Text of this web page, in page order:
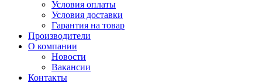
Условия оплаты
Условия доставки
Гарантия на товар
Производители
О компании
Новости
Вакансии
Контакты